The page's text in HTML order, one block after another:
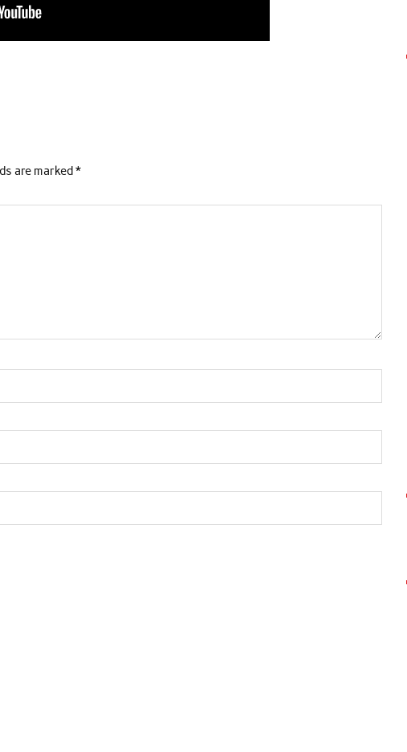
are marked*